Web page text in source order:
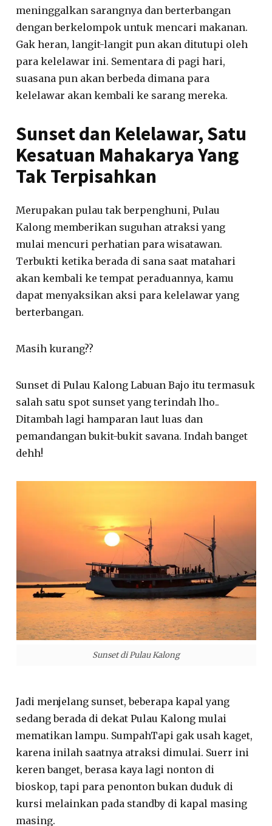
meninggalkan sarangnya dan berterbangan
dengan berkelompok untuk mencari makanan.
Gak heran, langit-langit pun akan ditutupi oleh
para kelelawar ini. Sementara di pagi hari,
suasana pun akan berbeda dimana para
kelelawar akan kembali ke sarang mereka.
Sunset dan Kelelawar, Satu
Kesatuan Mahakarya Yang
Tak Terpisahkan
Merupakan pulau tak berpenghuni, Pulau
Kalong memberikan suguhan atraksi yang
mulai mencuri perhatian para wisatawan.
Terbukti ketika berada di sana saat matahari
akan kembali ke tempat peraduannya, kamu
dapat menyaksikan aksi para kelelawar yang
berterbangan.
Masih kurang??
Sunset di Pulau Kalong Labuan Bajo itu termasuk
salah satu spot sunset yang terindah lho..
Ditambah lagi hamparan laut luas dan
pemandangan bukit-bukit savana. Indah banget
dehh!
Sunset di Pulau Kalong
Jadi menjelang sunset, beberapa kapal yang
sedang berada di dekat Pulau Kalong mulai
mematikan lampu. SumpahTapi gak usah kaget,
karena inilah saatnya atraksi dimulai. Suerr ini
keren banget, berasa kaya lagi nonton di
bioskop, tapi para penonton bukan duduk di
kursi melainkan pada standby di kapal masing
masing.